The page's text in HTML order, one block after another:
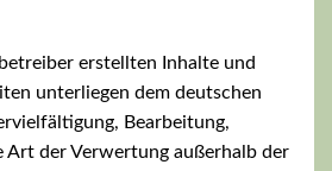
erstellten Inhalte und
unterliegen dem deutschen
Bearbeitung,
Art der Verwertung außerhalb der